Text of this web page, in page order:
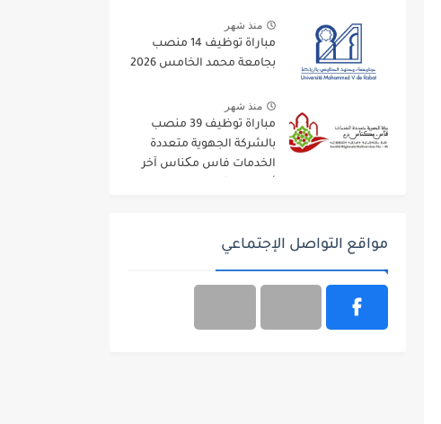
منذ شهر
مباراة توظيف 14 منصب
بجامعة محمد الخامس 2026
منذ شهر
مباراة توظيف 39 منصب
بالشركة الجهوية متعددة
الخدمات فاس مکناس آخر
مواقع التواصل الإجتماعي